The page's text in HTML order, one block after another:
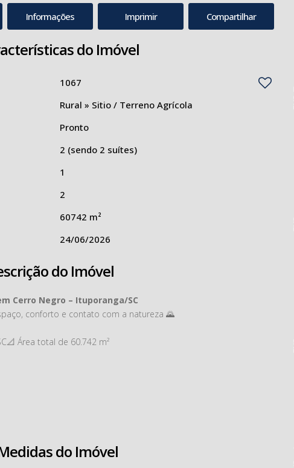
Informações Imprimir Compartilhar
do Imóvel
1067
Rural » Sitio / Terreno Agrícola
Pronto
2 (sendo 2 suítes)
1
2
60742 m²
24/06/2026
do Imóvel
Cerro Negro – Ituporanga/SC
conforto e contato com a natureza 🌄
Área total de 60.742 m²
do Imóvel